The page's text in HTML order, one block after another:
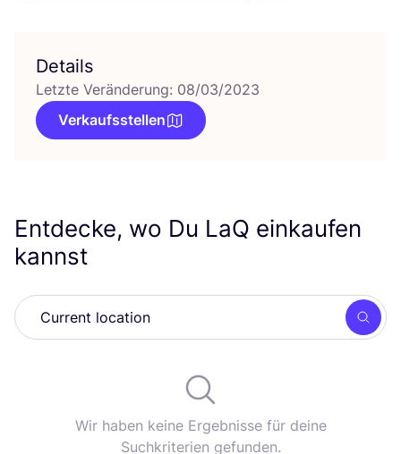
Details
Letzte Veränderung: 08/03/2023
Verkaufsstellen
Entdecke, wo Du LaQ einkaufen
kannst
Wir haben keine Ergebnisse für deine
Suchkriterien gefunden.